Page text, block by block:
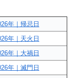
年｜帰忌日
年｜天火日
年｜大禍日
年｜滅門日